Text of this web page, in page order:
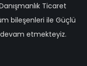
Ticaret
bileşenleri ile Güçlü
etmekteyiz.